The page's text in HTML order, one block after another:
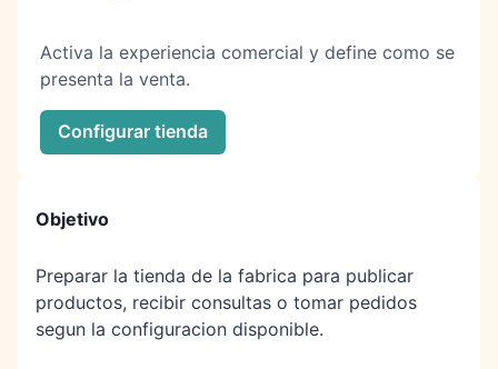
Activa la experiencia comercial y define como se
presenta la venta.
Configurar tienda
Objetivo
Preparar la tienda de la fabrica para publicar
productos, recibir consultas o tomar pedidos
segun la configuracion disponible.